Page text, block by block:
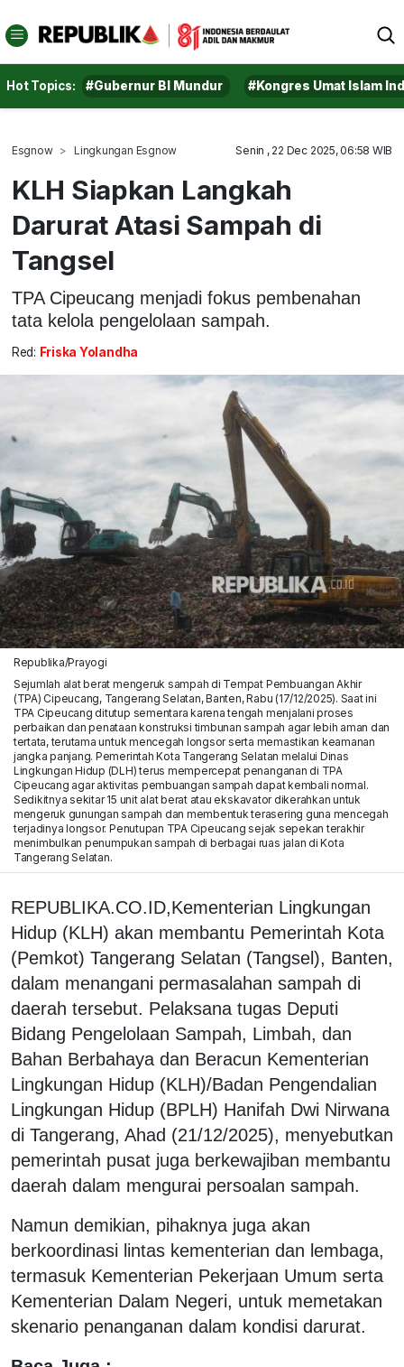
Hot Topics: #Gubernur BI Mundur #Kongres Umat Islam
Esgnow Lingkungan Esgnow Senin , 22 Dec 2025, 06:58 WIB
KLH Siapkan Langkah
Darurat Atasi Sampah di
Tangsel
TPA Cipeucang menjadi fokus pembenahan
tata kelola pengelolaan sampah.
Red: Friska Yolandha
Republika/Prayogi
Sejumlah alat berat mengeruk sampah di Tempat Pembuangan Akhir
(TPA) Cipeucang, Tangerang Selatan, Banten, Rabu (17/12/2025). Saat ini
TPA Cipeucang ditutup sementara karena tengah menjalani proses
perbaikan dan penataan konstruksi timbunan sampah agar lebih aman dan
tertata, terutama untuk mencegah longsor serta memastikan keamanan
jangka panjang. Pemerintah Kota Tangerang Selatan melalui Dinas
Lingkungan Hidup (DLH) terus mempercepat penanganan di TPA
Cipeucang agar aktivitas pembuangan sampah dapat kembali normal.
Sedikitnya sekitar 15 unit alat berat atau ekskavator dikerahkan untuk
mengeruk gunungan sampah dan membentuk terasering guna mencegah
terjadinya longsor. Penutupan TPA Cipeucang sejak sepekan terakhir
menimbulkan penumpukan sampah di berbagai ruas jalan di Kota
Tangerang Selatan.
REPUBLIKA.CO.ID,Kementerian Lingkungan
Hidup (KLH) akan membantu Pemerintah Kota
(Pemkot) Tangerang Selatan (Tangsel), Banten,
dalam menangani permasalahan sampah di
daerah tersebut. Pelaksana tugas Deputi
Bidang Pengelolaan Sampah, Limbah, dan
Bahan Berbahaya dan Beracun Kementerian
Lingkungan Hidup (KLH)/Badan Pengendalian
Lingkungan Hidup (BPLH) Hanifah Dwi Nirwana
di Tangerang, Ahad (21/12/2025), menyebutkan
pemerintah pusat juga berkewajiban membantu
daerah dalam mengurai persoalan sampah.
Namun demikian, pihaknya juga akan
berkoordinasi lintas kementerian dan lembaga,
termasuk Kementerian Pekerjaan Umum serta
Kementerian Dalam Negeri, untuk memetakan
skenario penanganan dalam kondisi darurat.